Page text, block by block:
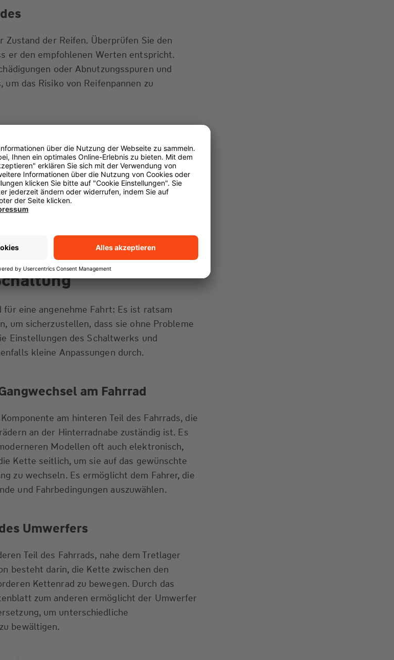
der Reifen. Überprüfen Sie den
er den empfohlenen Werten entspricht.
oder Abnutzungsspuren und
das Risiko von Reifenpannen zu
und verdient besondere Aufmerksamkeit.
und Rostbildung. Eine gut geschmierte
und verlängert die Lebensdauer
mit hochwertigem Fahrrad-Öl
entfernt werden, um Schmutzablagerungen
eine angenehme Fahrt: Es ist ratsam
um sicherzustellen, dass sie ohne Probleme
Einstellungen des Schaltwerks und
kleine Anpassungen durch.
am Fahrrad
am hinteren Teil des Fahrrads, die
an der Hinterradnabe zuständig ist. Es
Modellen oft auch elektronisch,
Kette seitlich, um sie auf das gewünschte
zu wechseln. Es ermöglicht dem Fahrer, die
und Fahrbedingungen auszuwählen.
Umwerfers
Teil des Fahrrads, nahe dem Tretlager
besteht darin, die Kette zwischen den
Kettenrad zu bewegen. Durch das
zum anderen ermöglicht der Umwerfer
um unterschiedliche
bewältigen.